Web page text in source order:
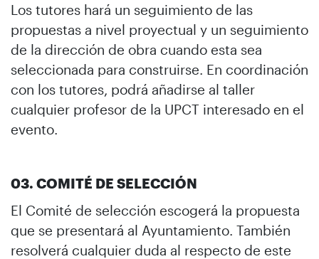
Los tutores hará un seguimiento de las
propuestas a nivel proyectual y un seguimiento
de la dirección de obra cuando esta sea
seleccionada para construirse. En coordinación
con los tutores, podrá añadirse al taller
cualquier profesor de la UPCT interesado en el
evento.
03. COMITÉ DE SELECCIÓN
El Comité de selección escogerá la propuesta
que se presentará al Ayuntamiento. También
resolverá cualquier duda al respecto de este